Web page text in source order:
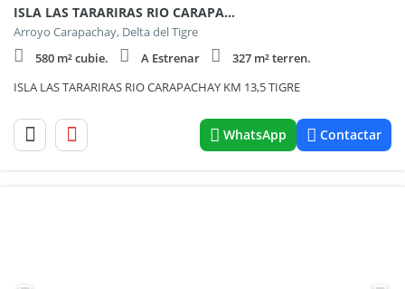
ISLA LAS TARARIRAS RIO CARAPACHAY KM 13,5 TIGRE
Arroyo Carapachay, Delta del Tigre
580 m² cubie.
A Estrenar
327 m² terren.
ISLA LAS TARARIRAS RIO CARAPACHAY KM 13,5 TIGRE
WhatsApp Contactar